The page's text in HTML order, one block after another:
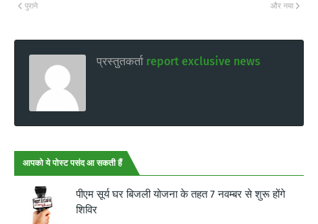
और नया
पुराने
प्रस्तुतकर्ता report exclusive news
आपको ये पोस्ट पसंद आ सकती हैं
पीएम सूर्य घर बिजली योजना के तहत 7 नवम्बर से शुरू होंगे
शिविर